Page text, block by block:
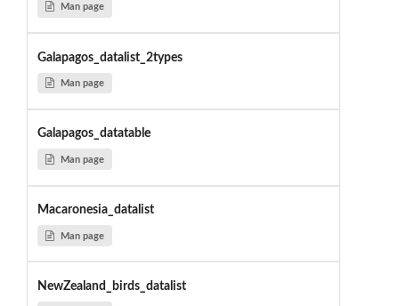
Man page
Galapagos_datalist_2types
Man page
Galapagos_datatable
Man page
Macaronesia_datalist
Man page
NewZealand_birds_datalist